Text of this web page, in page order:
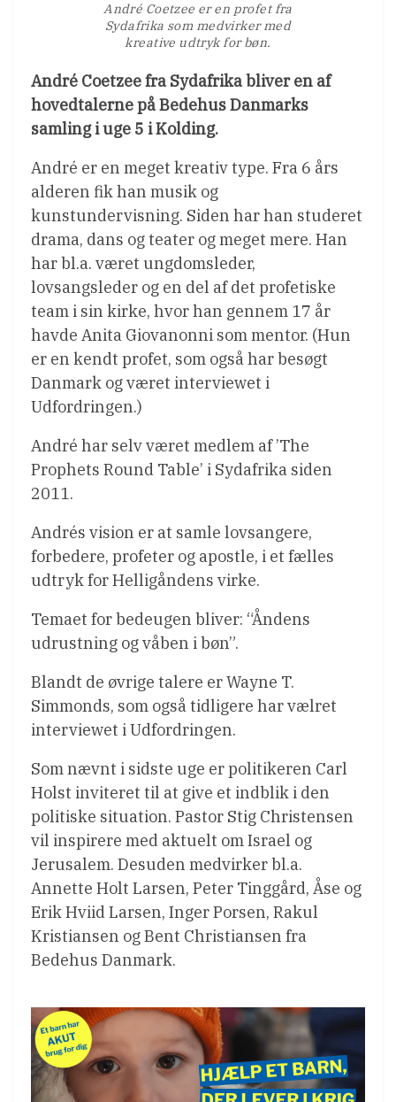
André Coetzee er en profet fra
Sydafrika som medvirker med
kreative udtryk for bøn.
André Coetzee fra Sydafrika bliver en af
hovedtalerne på Bedehus Danmarks
samling i uge 5 i Kolding.
André er en meget kreativ type. Fra 6 års
alderen fik han musik og
kunstundervisning. Siden har han studeret
drama, dans og teater og meget mere. Han
har bl.a. været ungdomsleder,
lovsangsleder og en del af det profetiske
team i sin kirke, hvor han gennem 17 år
havde Anita Giovanonni som mentor. (Hun
er en kendt profet, som også har besøgt
Danmark og været interviewet i
Udfordringen.)
André har selv været medlem af ’The
Prophets Round Table’ i Sydafrika siden
2011.
Andrés vision er at samle lovsangere,
forbedere, profeter og apostle, i et fælles
udtryk for Helligåndens virke.
Temaet for bedeugen bliver: “Åndens
udrustning og våben i bøn”.
Blandt de øvrige talere er Wayne T.
Simmonds, som også tidligere har vælret
interviewet i Udfordringen.
Som nævnt i sidste uge er politikeren Carl
Holst inviteret til at give et indblik i den
politiske situation. Pastor Stig Christensen
vil inspirere med aktuelt om Israel og
Jerusalem. Desuden medvirker bl.a.
Annette Holt Larsen, Peter Tinggård, Åse og
Erik Hviid Larsen, Inger Porsen, Rakul
Kristiansen og Bent Christiansen fra
Bedehus Danmark.